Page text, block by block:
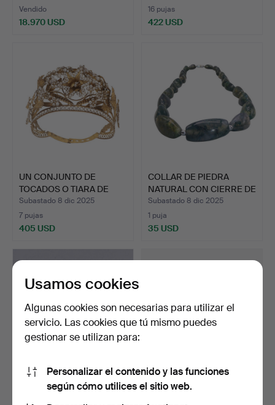
d…
Vendido
18.970 USD
16 pujas
422 USD
UN CONJUNTO DE
TOCADOS O TIARA DE
LATÓN Y …
Subastado 8 dic 2025
7 pujas
405 USD
COLLAR DE PIEDRA
NATURAL CON CIERRE DE
ROS…
Subastado 8 dic 2025
1 puja
35 USD
CORONA NUPCIAL, metal
blanco y pasta.
Una diadema/collar,
Usamos cookies
Algunas cookies son necesarias para utilizar el
servicio. Las cookies que tú mismo puedes
gestionar se utilizan para:
Personalizar el contenido y las funciones
según cómo utilices el sitio web.